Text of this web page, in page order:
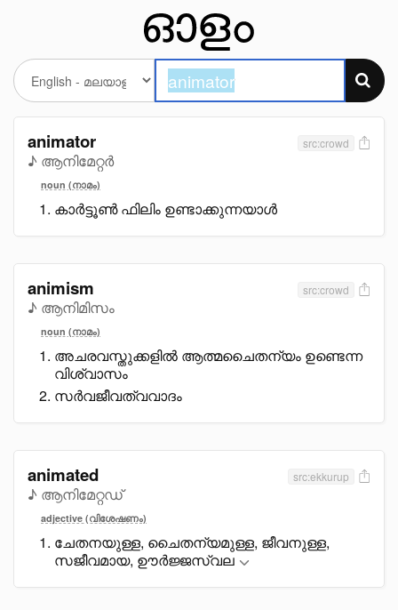
animator
♪ ആനിമേറ്റർ
src:crowd
noun (നാമം)
കാർട്ടൂൺ ഫിലിം ഉണ്ടാക്കുന്നയാൾ
animism
♪ ആനിമിസം
src:crowd
noun (നാമം)
അചരവസ്തുക്കളിൽ ആത്മചൈതന്യം ഉണ്ടെന്ന
വിശ്വാസം
സർവജീവത്വവാദം
animated
♪ ആനിമേറ്റഡ്
src:ekkurup
adjective (വിശേഷണം)
ചേതനയുള്ള, ചെെതന്യമുള്ള, ജീവനുള്ള,
സജീവമായ, ഊർജ്ജസ്വല